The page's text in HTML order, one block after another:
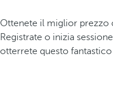
Ottenete il miglior prezzo
Registrate o inizia
otterrete questo